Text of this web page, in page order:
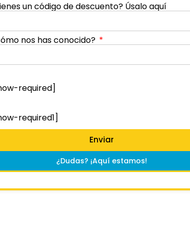
un código de descuento? Úsalo aquí
nos has conocido?
required]
required1]
Enviar
¿Dudas? ¡Aquí estamos!